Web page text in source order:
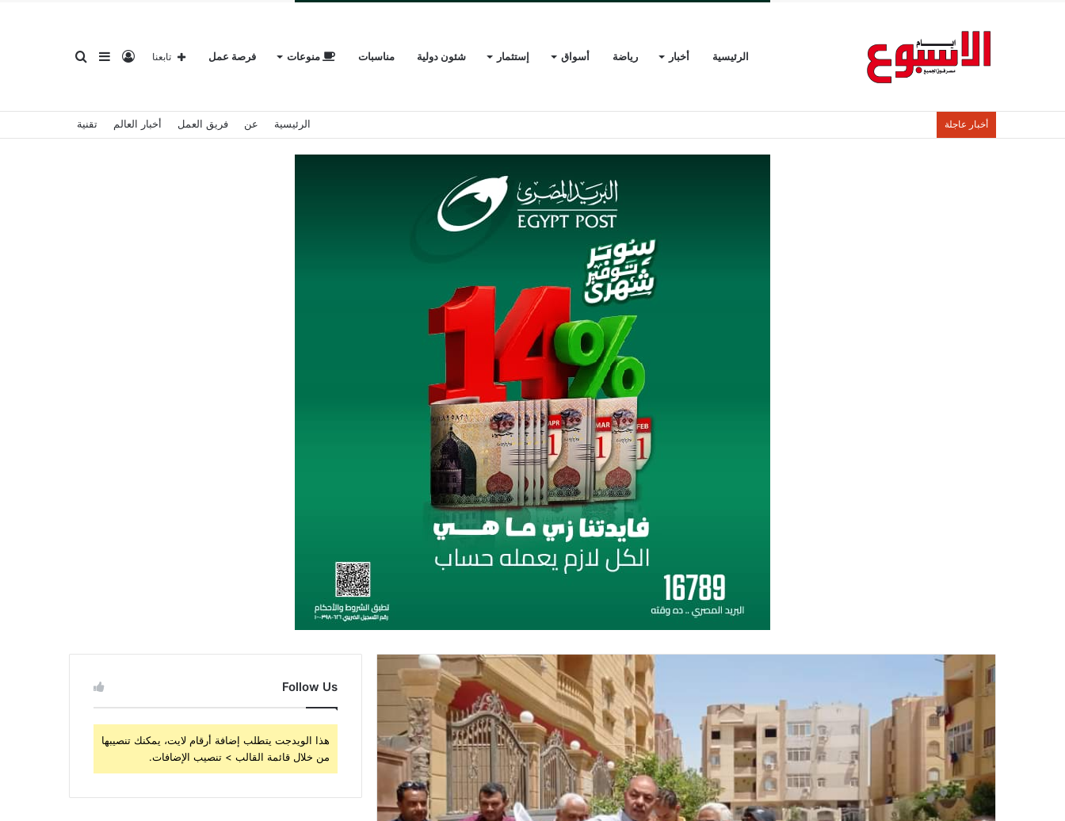
الرئيسية أخبار رياضة أسواق إستثمار شئون دولية مناسبات منوعات فرصة عمل بحثإضافةتسجيل تابعنا
أخبار عاجلة الرئيسية عن فريق العمل أخبار العالم تقنية
Follow Us
هذا الويدجت يتطلب إضافة أرقام لايت، يمكنك تنصيبها
من خلال قائمة القالب > تنصيب الإضافات.